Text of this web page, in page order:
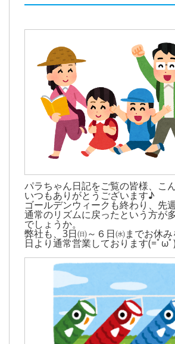
パラちゃん日記をご覧の皆様、こ
いつもありがとうございます♪
ゴールデンウィークも終わり、先
通常のリズムに戻ったという方が
でしょうか。
弊社も、3日㈰～６日㈬までお休
日より通常営業しております(=ﾟωﾟ